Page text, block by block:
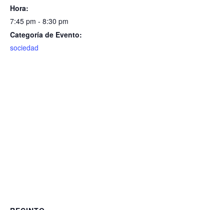
Hora:
7:45 pm - 8:30 pm
Categoría de Evento:
sociedad